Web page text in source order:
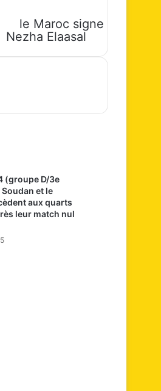
le Maroc signe
Nezha Elaasal
(groupe D/3e
et le
aux quarts
leur match nul